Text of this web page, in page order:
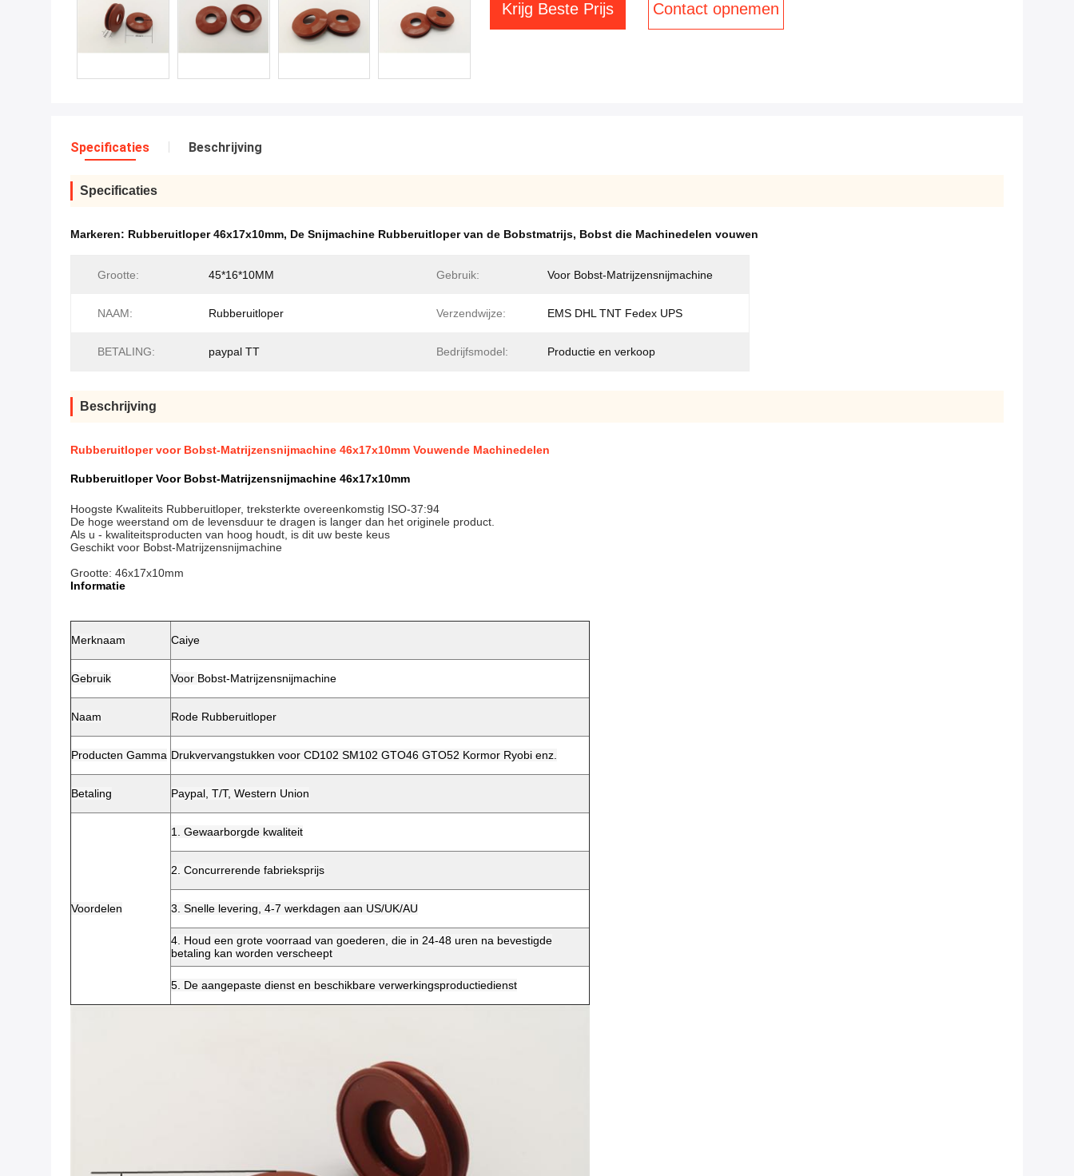
Krijg Beste Prijs Contact opnemen
Specificaties Beschrijving
Specificaties
Markeren: Rubberuitloper 46x17x10mm, De Snijmachine Rubberuitloper van de Bobstmatrijs, Bobst die Machinedelen vouwen
Grootte: 45*16*10MM Gebruik: Voor Bobst-Matrijzensnijmachine
NAAM: Rubberuitloper Verzendwijze: EMS DHL TNT Fedex UPS
BETALING: paypal TT Bedrijfsmodel: Productie en verkoop
Beschrijving
Rubberuitloper voor Bobst-Matrijzensnijmachine 46x17x10mm Vouwende Machinedelen
Rubberuitloper Voor Bobst-Matrijzensnijmachine 46x17x10mm
Hoogste Kwaliteits Rubberuitloper, treksterkte overeenkomstig ISO-37:94
De hoge weerstand om de levensduur te dragen is langer dan het originele product.
Als u - kwaliteitsproducten van hoog houdt, is dit uw beste keus
Geschikt voor Bobst-Matrijzensnijmachine
Grootte: 46x17x10mm
Informatie
Merknaam Caiye
Gebruik Voor Bobst-Matrijzensnijmachine
Naam Rode Rubberuitloper
Producten Gamma Drukvervangstukken voor CD102 SM102 GTO46 GTO52 Kormor Ryobi enz.
Betaling Paypal, T/T, Western Union
Voordelen
1. Gewaarborgde kwaliteit
2. Concurrerende fabrieksprijs
3. Snelle levering, 4-7 werkdagen aan US/UK/AU
4. Houd een grote voorraad van goederen, die in 24-48 uren na bevestigde
betaling kan worden verscheept
5. De aangepaste dienst en beschikbare verwerkingsproductiedienst